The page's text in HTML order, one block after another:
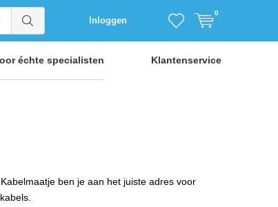
Inloggen
0
échte specialisten Klantenservice
ben je aan het juiste adres voor